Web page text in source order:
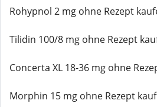
Rohypnol 2 mg ohne Rezept
Tilidin 100/8 mg ohne Rezept
Concerta XL 18-36 mg ohne
Morphin 15 mg ohne Rezept